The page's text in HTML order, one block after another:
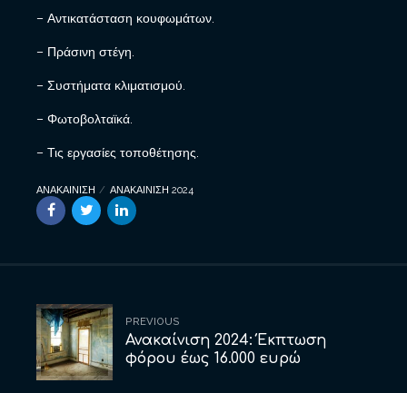
– Αντικατάσταση κουφωμάτων.
– Πράσινη στέγη.
– Συστήματα κλιματισμού.
– Φωτοβολταϊκά.
– Τις εργασίες τοποθέτησης.
ΑΝΑΚΑΙΝΙΣΗ ΑΝΑΚΑΙΝΙΣΗ 2024
PREVIOUS
Ανακαίνιση 2024: Έκπτωση
φόρου έως 16.000 ευρώ